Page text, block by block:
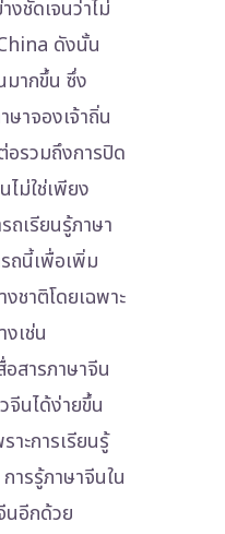
งชัดเจนว่าไม่
ดังนั้น
มากขึ้น ซึ่ง
ษาจองเจ้าถิ่น
อรวมถึงการปิด
ม่ใช่เพียง
ถเรียนรู้ภาษา
ถนี้เพื่อเพิ่ม
ชาติโดยเฉพาะ
เช่น
สารภาษาจีน
จีนได้ง่ายขึ้น
ะการเรียนรู้
ารรู้ภาษาจีนใน
นอีกด้วย